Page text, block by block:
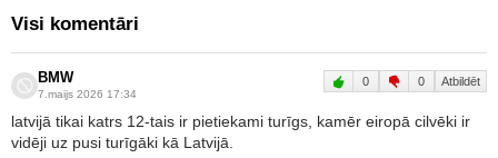
Visi komentāri
BMW
7.maijs 2026 17:34
0 0 Atbildēt
latvijā tikai katrs 12-tais ir pietiekami turīgs, kamēr eiropā cilvēki ir
vidēji uz pusi turīgāki kā Latvijā.